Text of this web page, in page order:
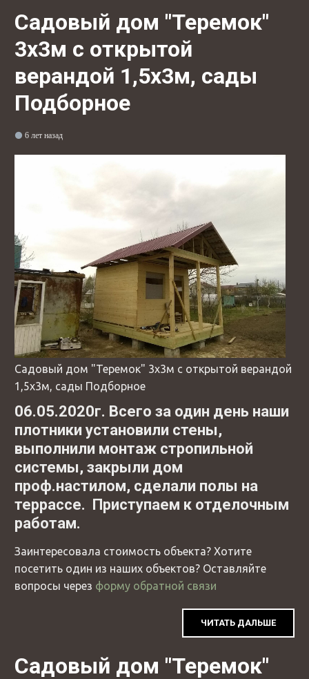
Садовый дом "Теремок"
3х3м с открытой
верандой 1,5х3м, сады
Подборное
6 лет назад
Садовый дом "Теремок" 3х3м с открытой верандой
1,5х3м, сады Подборное
06.05.2020г. Всего за один день наши
плотники установили стены,
выполнили монтаж стропильной
системы, закрыли дом
проф.настилом, сделали полы на
террассе. Приступаем к отделочным
работам.
Заинтересовала стоимость объекта? Хотите
посетить один из наших объектов? Оставляйте
вопросы через форму обратной связи
ЧИТАТЬ ДАЛЬШЕ
Садовый дом "Теремок"